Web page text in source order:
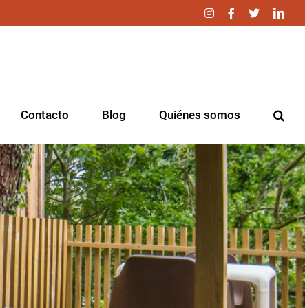
InstagramFacebook
Twitter
Contacto Blog Quiénes somos